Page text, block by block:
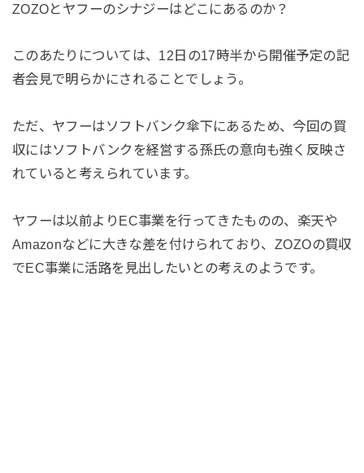
ZOZOとヤフーのシナジーはどこにあるのか？
このあたりについては、12日の17時半から開催予定の記
者会見で明らかにされることでしょう。
ただ、ヤフーはソフトバンク傘下にあるため、今回の買
収にはソフトバンクを経営する孫氏の意向も強く反映さ
れていると考えられています。
ヤフーは以前よりEC事業を行ってきたものの、楽天や
Amazonなどに大きな差を付けられており、ZOZOの買収
でEC事業に活路を見出したいとの考えのようです。